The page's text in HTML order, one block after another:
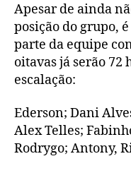
Apesar de ainda
posição do grupo,
parte da equipe
oitavas já serão 72
escalação:
Ederson; Dani
Alex Telles;
Rodrygo; Antony,